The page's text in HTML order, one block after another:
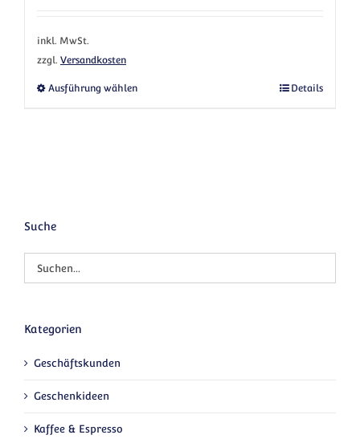
inkl. MwSt.
zzgl. Versandkosten
Ausführung wählenDieses Produkt weist mehrere Varianten
Details
Suche
Kategorien
Geschäftskunden
Geschenkideen
Kaffee & Espresso